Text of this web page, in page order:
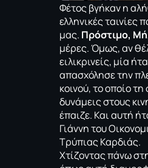
Φέτος βγήκαν η
ελληνικές ταινίες
μας. Πρόστιμο,
μέρες. Όμως, αν
ειλικρινείς, μία
απασχόλησε την
κοινού, το οποίο
δυνάμεις στους
έπαιζε. Και αυτή
Γιάννη του
Τρύπιας Καρδιάς.
Χτίζοντας πάνω